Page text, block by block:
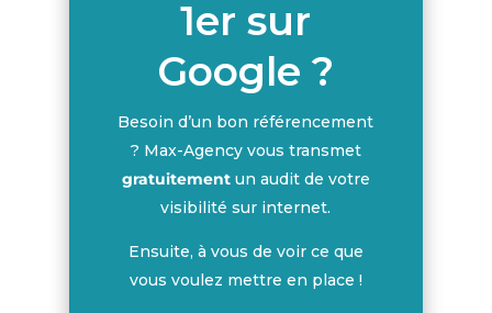
1er sur
Google ?
Besoin d’un bon référencement
? Max-Agency vous transmet
gratuitementun audit de votre
visibilité sur internet.
Ensuite, à vous de voir ce que
vous voulez mettre en place !